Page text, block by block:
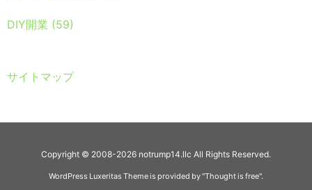
DIY開業 (59)
サイトマップ
Copyright © 2008-2026 notrump14.llc All Rights Reserved.
WordPress Luxeritas Theme is provided by "Thought is free".